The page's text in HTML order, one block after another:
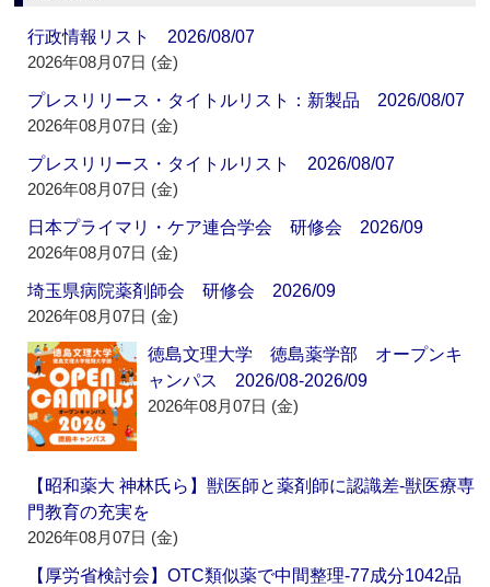
行政情報リスト 2026/08/07
2026年08月07日 (金)
プレスリリース・タイトルリスト：新製品 2026/08/07
2026年08月07日 (金)
プレスリリース・タイトルリスト 2026/08/07
2026年08月07日 (金)
日本プライマリ・ケア連合学会 研修会 2026/09
2026年08月07日 (金)
埼玉県病院薬剤師会 研修会 2026/09
2026年08月07日 (金)
徳島文理大学 徳島薬学部 オープンキ
ャンパス 2026/08-2026/09
2026年08月07日 (金)
【昭和薬大 神林氏ら】獣医師と薬剤師に認識差‐獣医療専
門教育の充実を
2026年08月07日 (金)
【厚労省検討会】OTC類似薬で中間整理‐77成分1042品